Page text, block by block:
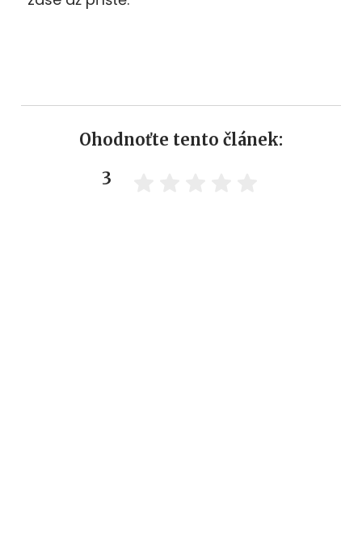
Ohodnoťte tento článek:
3